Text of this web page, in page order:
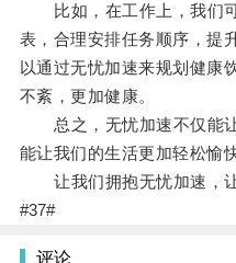
比如，在工作上，我们可
表，合理安排任务顺序，提
以通过无忧加速来规划健康
不紊，更加健康。
总之，无忧加速不仅能让
能让我们的生活更加轻松愉快
让我们拥抱无忧加速，让
#37#
评论